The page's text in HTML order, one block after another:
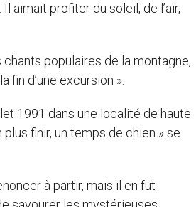
aimait profiter du soleil, de l’air,
populaires de la montagne,
fin d’une excursion ».
1991 dans une localité de haute
finir, un temps de chien » se
à partir, mais il en fut